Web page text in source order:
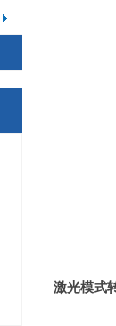
激光模式